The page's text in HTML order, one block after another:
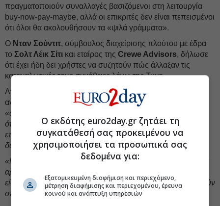
πραγματοποιούν συναλλαγές βασιζόμενοι στη λειτουργία
buy-now-pay-maybe, αλλά οι επικριτές δεν είναι πεπεισμένοι
ότι όλοι θα ακολουθήσουν τα «ψιλά γράμματα».
Ο Νταν Σούντιτ, σύμβουλος διαχείρισης πλούτου με έδρα
το Σολτ Λέικ Σίτι και εταίρος της Crewe Advisors, δήλωσε
ότι έχει ήδη δει χρήστες να συζητούν πώς άλλαξαν τις
καταναλωτικές τους συνήθειες λόγω της Tuyo.
Αναφέρθηκε σε χρήστη του Reddit — του οποίου η
ανάρτηση διαγράφηκε έκτοτε — που έγραψε ότι ο φίλος της
«αγοράζει το ίδιο προϊόν 10 φορές στο Amazon ελπίζοντας
ότι μία από αυτές τις αγορές θα είναι δωρεάν, οπότε
επιστρέφει τις εννέα και κρατά τη μία που απέκτησε
δωρεάν».
«Μπορεί κανείς να φανταστεί πόσο γρήγορα οι εταιρείες θα
αρχίσουν να αποκλείουν, για να το πούμε απλά, αυτού του
είδους τους καταναλωτές επειδή προσπαθούν να εμπλακούν
σε τέτοια συμπεριφορά», δήλωσε ο Σούντιτ.
Ο εκδότης euro2day.gr ζητάει τη
συγκατάθεσή σας προκειμένου να
χρησιμοποιήσει τα προσωπικά σας
δεδομένα για:
Εξατομικευμένη διαφήμιση και περιεχόμενο,
μέτρηση διαφήμισης και περιεχομένου, έρευνα
κοινού και ανάπτυξη υπηρεσιών